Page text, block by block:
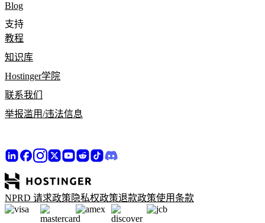
Blog
支持
教程
知识库
Hostinger学院
联系我们
举报滥用/违法信息
NPRD 请求政策 隐私权政策退款政策使用条款